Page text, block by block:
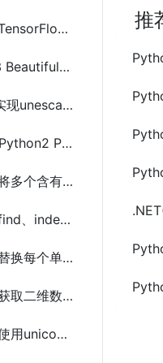
Python TensorFlow(CPU版和GPU版) 安装配置及简单示例代码
Python3 BeautifulSoup安装及爬取网站网页示例代码
Python实现unescape解码JS(escape,encodeURI等方法)url编码字符串
Python(Python2 Python3)读写配置文件(ConfigParser)方法
Python 将多个含有重复元素的列表合并为唯一分组列表
Python find、index和re.search查找包含字符串不区分大小的方法
Python 替换每个单词中的第一个字符的方法及示例代码
Python 获取二维数组中每列第二个最小值的方法及示例代码
Python 使用unicodedata来判断所有标点符号方法及示例代码
推